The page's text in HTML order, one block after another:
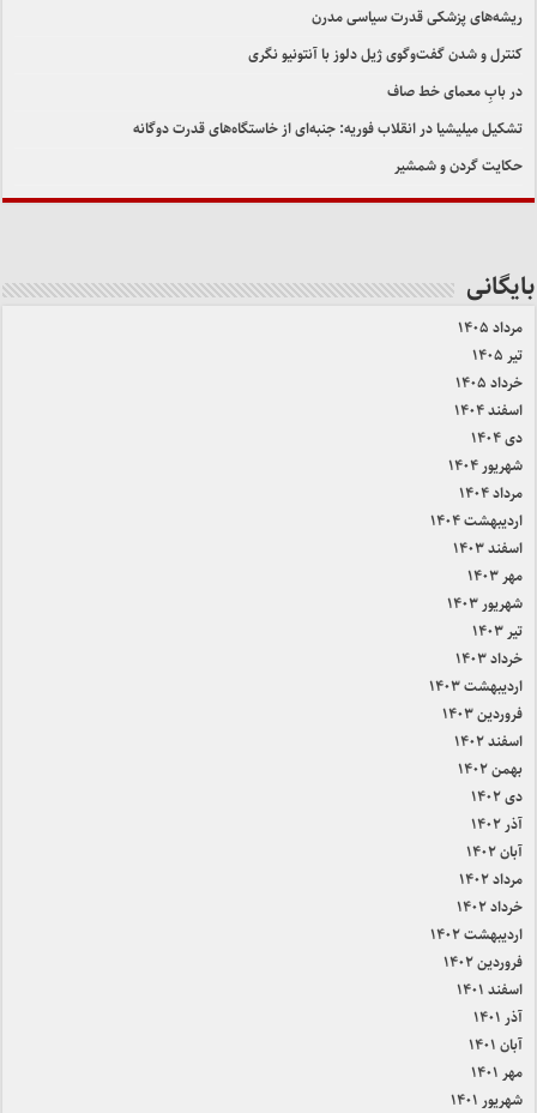
ریشه‌های پزشکی قدرت سیاسی مدرن
کنترل و شدن گفت‌وگوی ژیل دلوز با آنتونیو نگری
در بابِ معمای خط صاف
تشکیل میلیشیا در انقلاب فوریه: جنبه‌ای از خاستگاه‌های قدرت دوگانه
حکایت گردن و شمشیر
بایگانی
مرداد ۱۴۰۵
تیر ۱۴۰۵
خرداد ۱۴۰۵
اسفند ۱۴۰۴
دی ۱۴۰۴
شهریور ۱۴۰۴
مرداد ۱۴۰۴
اردیبهشت ۱۴۰۴
اسفند ۱۴۰۳
مهر ۱۴۰۳
شهریور ۱۴۰۳
تیر ۱۴۰۳
خرداد ۱۴۰۳
اردیبهشت ۱۴۰۳
فروردین ۱۴۰۳
اسفند ۱۴۰۲
بهمن ۱۴۰۲
دی ۱۴۰۲
آذر ۱۴۰۲
آبان ۱۴۰۲
مرداد ۱۴۰۲
خرداد ۱۴۰۲
اردیبهشت ۱۴۰۲
فروردین ۱۴۰۲
اسفند ۱۴۰۱
آذر ۱۴۰۱
آبان ۱۴۰۱
مهر ۱۴۰۱
شهریور ۱۴۰۱